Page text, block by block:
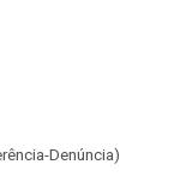
Denúncia)